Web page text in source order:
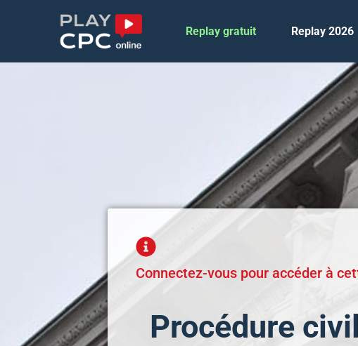
Replay gratuit Replay 2026
Connectez-vous pour accéder à
Procédure